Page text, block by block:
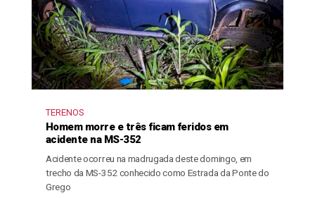
TERENOS
Homem morre e três ficam feridos em
acidente na MS-352
Acidente ocorreu na madrugada deste domingo, em
trecho da MS-352 conhecido como Estrada da Ponte do
Grego